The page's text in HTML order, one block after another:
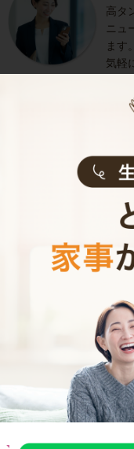
高タ
ニュ
ます
気軽
き
ー
やか
ます。
お料
お料
ご利